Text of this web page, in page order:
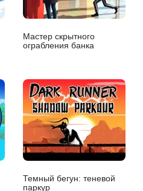
Мастер скрытного
ограбления банка
Темный бегун: теневой
паркур